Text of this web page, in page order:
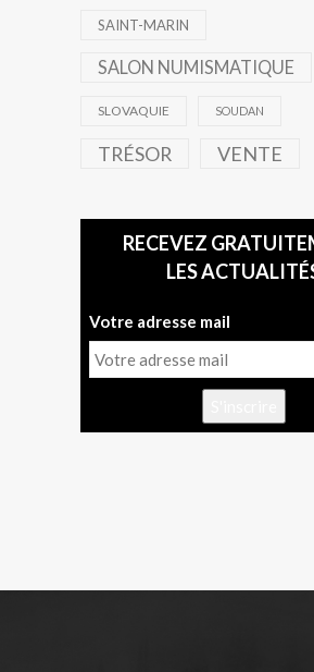
SAINT-MARIN
SALON NUMISMATIQUE
SLOVAQUIE SOUDAN
TRÉSOR VENTE
RECEVEZ
LES
Votre adresse mail